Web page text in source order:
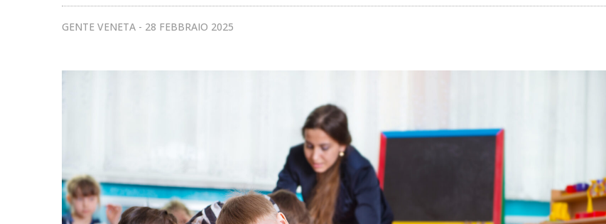
GENTE VENETA 28 FEBBRAIO 2025